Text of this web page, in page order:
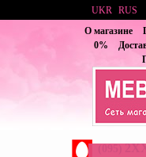
О магазине
0%
UKR RUS